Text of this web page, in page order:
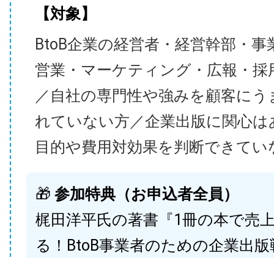
【対象】
BtoB企業の経営者・経営幹部・事
営業・マーケティング・広報・採
／自社の専門性や強みを顧客に
れていない方／企業出版に関心
目的や費用対効果を判断できてい
🎁 参加特典（お申込者全員）
梶田洋平氏の著書『1冊の本で売
る！BtoB事業者のための企業出